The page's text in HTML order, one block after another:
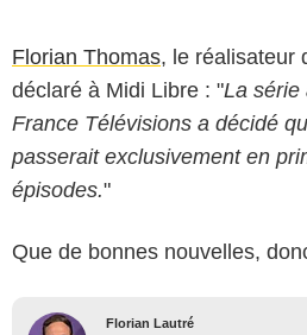
Florian Thomas, le réalisateur
déclaré à Midi Libre : "La série
France Télévisions a décidé
passerait exclusivement en
épisodes."
Que de bonnes nouvelles,
Florian Lautré